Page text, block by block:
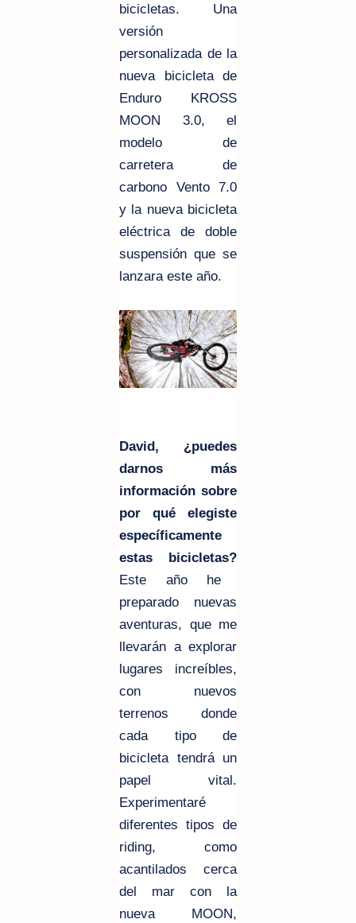
bicicletas. Una
versión
personalizada de la
nueva bicicleta de
Enduro KROSS
MOON 3.0, el
modelo de
carretera de
carbono Vento 7.0
y la nueva bicicleta
eléctrica de doble
suspensión que se
lanzara este año.
David, ¿puedes
darnos más
información sobre
por qué elegiste
específicamente
estas bicicletas?
Este año he
preparado nuevas
aventuras, que me
llevarán a explorar
lugares increíbles,
con nuevos
terrenos donde
cada tipo de
bicicleta tendrá un
papel vital.
Experimentaré
diferentes tipos de
riding, como
acantilados cerca
del mar con la
nueva MOON,